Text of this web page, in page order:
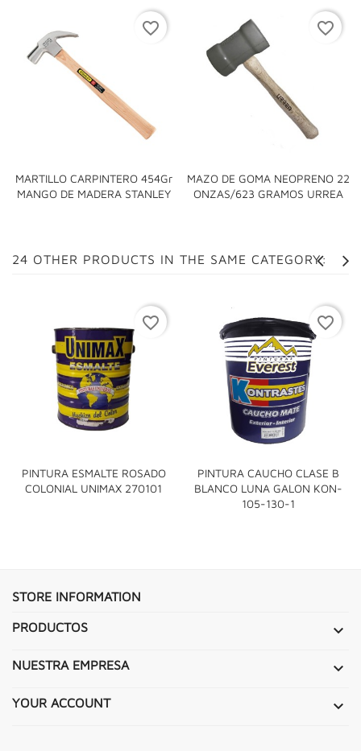
MARTILLO CARPINTERO 454Gr
MANGO DE MADERA STANLEY
favorite_border
MAZO DE GOMA NEOPRENO 22
ONZAS/623 GRAMOS URREA
favorite_border
24 OTHER PRODUCTS IN THE SAME CATEGORY:
PINTURA ESMALTE ROSADO
COLONIAL UNIMAX 270101
favorite_border
PINTURA CAUCHO CLASE B
BLANCO LUNA GALON KON-
105-130-1
favorite_border
STORE INFORMATION
PRODUCTOS 
NUESTRA EMPRESA 
YOUR ACCOUNT 